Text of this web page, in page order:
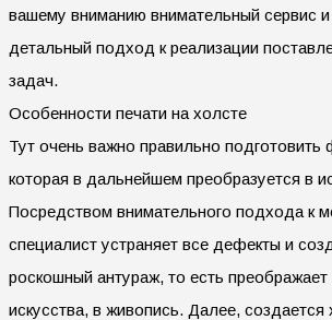
вашему вниманию внимательный сервис
детальный подход к реализации
задач.
Особенности печати на холсте
Тут очень важно правильно
которая в дальнейшем преобразуется в
Посредством внимательного подхода к
специалист устраняет все дефекты и
роскошный антураж, то есть
искусства, в живопись. Далее, создается